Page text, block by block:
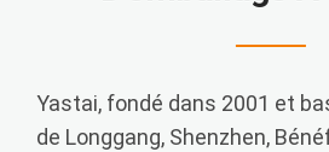
Yastai, fondé dans 2001 et
de Longgang, Shenzhen,